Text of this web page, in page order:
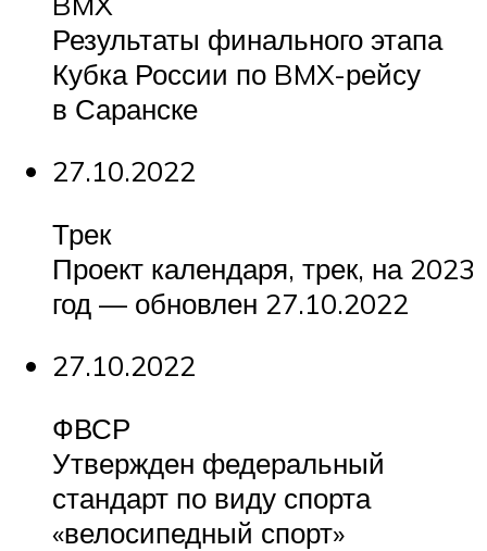
Результаты финального этапа
Кубка России по BMX-рейсу
в Саранске
27.10.2022
Трек
Проект календаря, трек, на 2023
год — обновлен 27.10.2022
27.10.2022
ФВСР
Утвержден федеральный
стандарт по виду спорта
«велосипедный спорт»